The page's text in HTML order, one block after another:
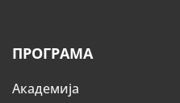
ПРОГРАМА
Академија